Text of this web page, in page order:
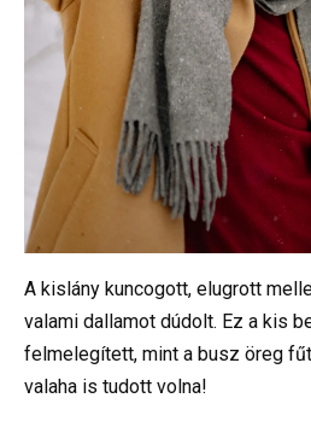
A kislány kuncogott, elugrott
valami dallamot dúdolt. Ez a kis
felmelegített, mint a busz öreg
valaha is tudott volna!